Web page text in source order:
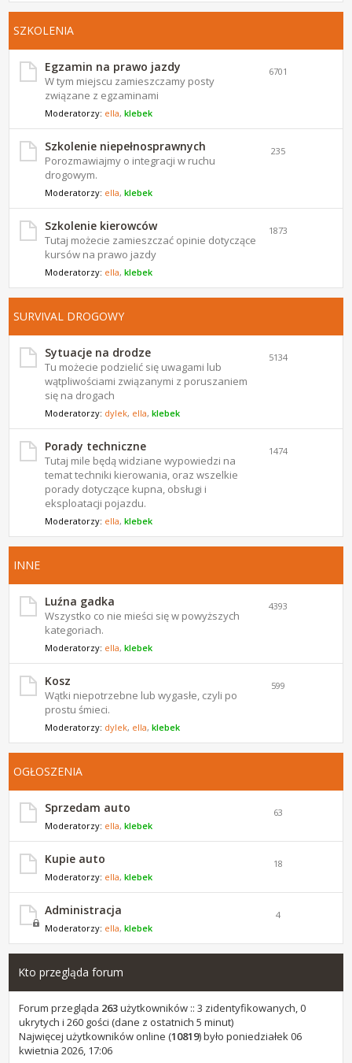
SZKOLENIA
Egzamin na prawo jazdy
W tym miejscu zamieszczamy posty
związane z egzaminami
Moderatorzy: ella,klebek
6701
Szkolenie niepełnosprawnych
Porozmawiajmy o integracji w ruchu
drogowym.
Moderatorzy: ella,klebek
235
Szkolenie kierowców
Tutaj możecie zamieszczać opinie dotyczące
kursów na prawo jazdy
Moderatorzy: ella,klebek
1873
SURVIVAL DROGOWY
Sytuacje na drodze
Tu możecie podzielić się uwagami lub
wątpliwościami związanymi z poruszaniem
się na drogach
Moderatorzy: dylek, ella,klebek
5134
Porady techniczne
Tutaj mile będą widziane wypowiedzi na
temat techniki kierowania, oraz wszelkie
porady dotyczące kupna, obsługi i
eksploatacji pojazdu.
Moderatorzy: ella,klebek
1474
INNE
Luźna gadka
Wszystko co nie mieści się w powyższych
kategoriach.
Moderatorzy: ella,klebek
4393
Kosz
Wątki niepotrzebne lub wygasłe, czyli po
prostu śmieci.
Moderatorzy: dylek, ella,klebek
599
OGŁOSZENIA
Sprzedam auto
Moderatorzy: ella,klebek
63
Kupie auto
Moderatorzy: ella,klebek
18
Administracja
Moderatorzy: ella,klebek
4
Kto przegląda forum
Forum przegląda 263użytkowników :: 3 zidentyfikowanych, 0
ukrytych i 260 gości (dane z ostatnich 5 minut)
Najwięcej użytkowników online (10819) było poniedziałek 06
kwietnia 2026, 17:06